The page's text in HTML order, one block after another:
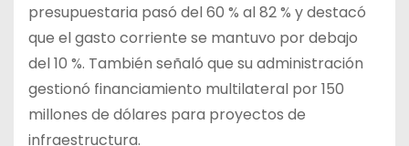
presupuestaria pasó del 60 % al 82 % y destacó
que el gasto corriente se mantuvo por debajo
del 10 %. También señaló que su administración
gestionó financiamiento multilateral por 150
millones de dólares para proyectos de
infraestructura.